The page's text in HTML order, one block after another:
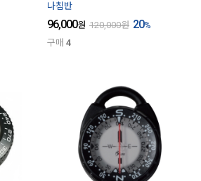
나침반
96,000원 120,000원 20%
구매 4